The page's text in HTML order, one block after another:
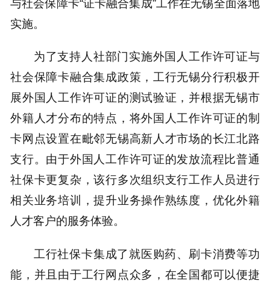
与社会保障卡“证卡融合集成”工作在无锡全面落地
实施。
为了支持人社部门实施外国人工作许可证与
社会保障卡融合集成政策，工行无锡分行积极开
展外国人工作许可证的测试验证，并根据无锡市
外籍人才分布的特点，将外国人工作许可证的制
卡网点设置在毗邻无锡高新人才市场的长江北路
支行。由于外国人工作许可证的发放流程比普通
社保卡更复杂，该行多次组织支行工作人员进行
相关业务培训，提升业务操作熟练度，优化外籍
人才客户的服务体验。
工行社保卡集成了就医购药、刷卡消费等功
能，并且由于工行网点众多，在全国都可以便捷